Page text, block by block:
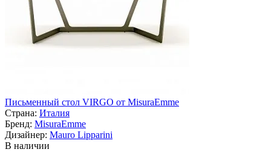
Письменный стол VIRGO от MisuraEmme
Страна: Италия
Бренд: MisuraEmme
Дизайнер: Mauro Lipparini
В наличии